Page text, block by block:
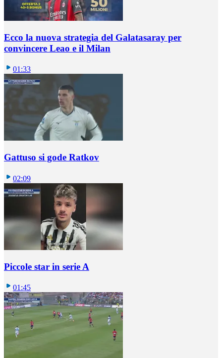
Ecco la nuova strategia del Galatasaray per
convincere Leao e il Milan
01:33
Gattuso si gode Ratkov
02:09
Piccole star in serie A
01:45